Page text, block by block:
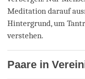
Meditation darauf
Hintergrund, um
verstehen.
Paare in